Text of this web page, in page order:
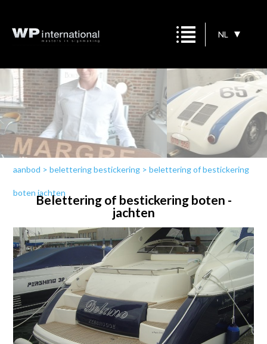
NL
aanbod >belettering bestickering >belettering of bestickering
boten jachten
Belettering of bestickering boten -
jachten